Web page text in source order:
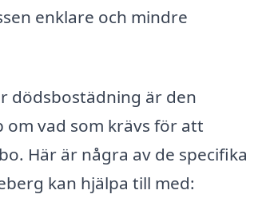
enklare och mindre
dödsbostädning är den
vad som krävs för att
Här är några av de specifika
kan hjälpa till med: